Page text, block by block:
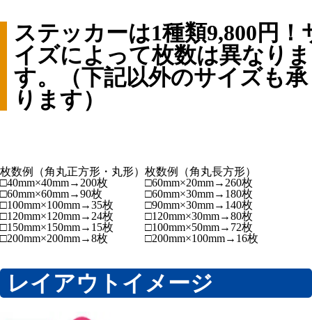
ステッカーは1種類9,800円！
イズによって枚数は異なりま
す。（下記以外のサイズも承
ります）
枚数例（角丸正方形・丸形）
□40mm×40mm→200枚
□60mm×60mm→90枚
□100mm×100mm→35枚
□120mm×120mm→24枚
□150mm×150mm→15枚
□200mm×200mm→8枚
枚数例（角丸長方形）
□60mm×20mm→260枚
□60mm×30mm→180枚
□90mm×30mm→140枚
□120mm×30mm→80枚
□100mm×50mm→72枚
□200mm×100mm→16枚
レイアウトイメージ